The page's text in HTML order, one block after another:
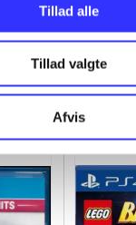
Tillad alle
Tillad valgte
Afvis